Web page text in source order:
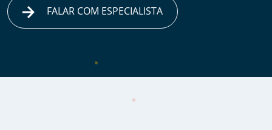
FALAR COM ESPECIALISTA